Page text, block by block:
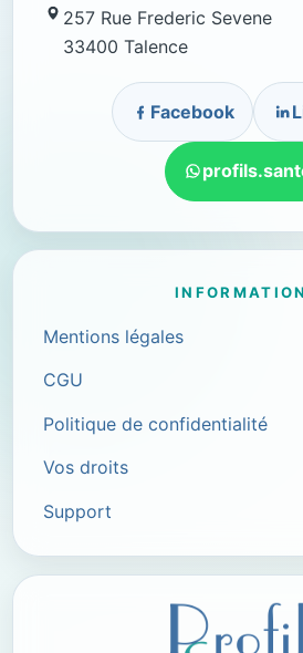
257 Rue Frederic Sevene
33400 Talence
Facebook
Mentions légales
CGU
Politique de confidentialité
Vos droits
Support